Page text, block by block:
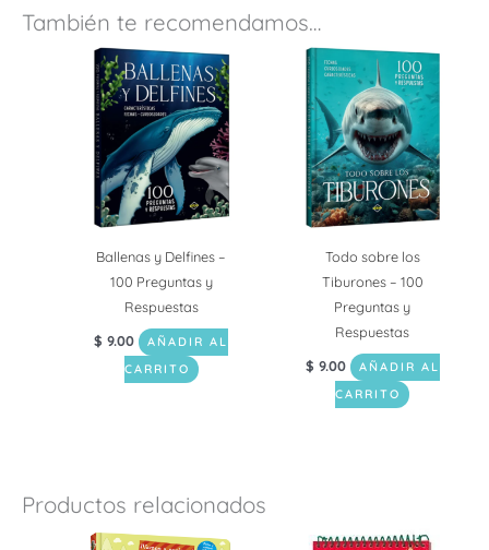
También te recomendamos…
Ballenas y Delfines –
100 Preguntas y
Respuestas
$ 9.00
AÑADIR AL
CARRITO
Todo sobre los
Tiburones – 100
Preguntas y
Respuestas
$ 9.00
AÑADIR AL
CARRITO
Productos relacionados